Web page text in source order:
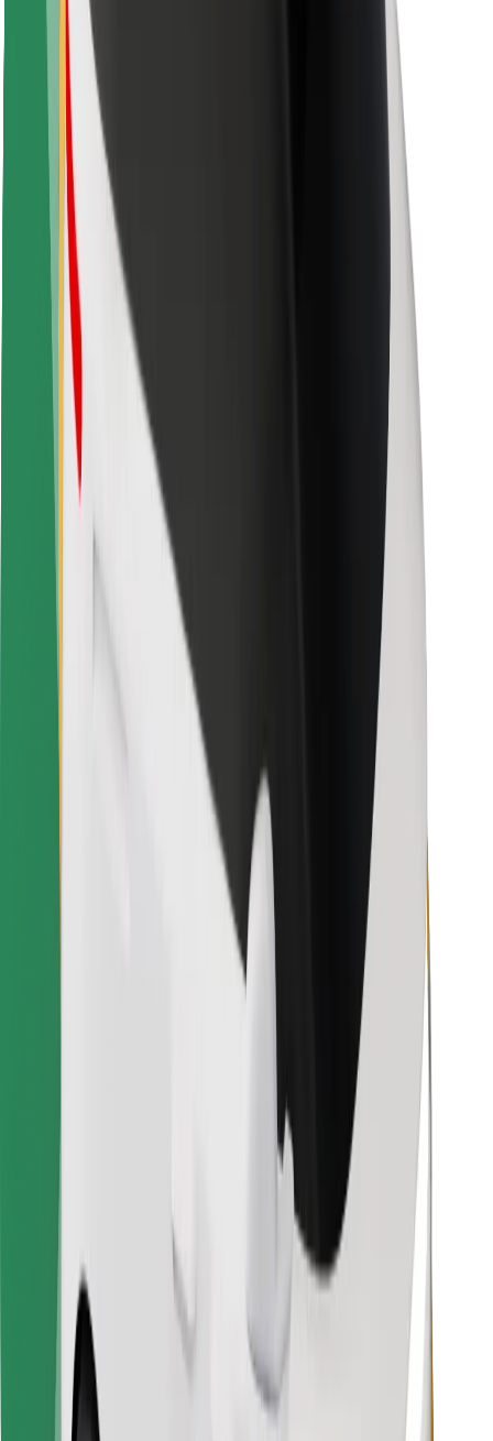
Sigurnosni laboratorij
Gradovi
Lokacije
Gradska rješenja
Zračne luke
Bolt stanice za punjenje
Podrška
Za korisnike
Za vozače
Za dostavljače
Bolt Food
Za vlasnike flota
Za restorane
Bolt for Business
Uvjeti i odredbe
Zatraži vožnju i putuj kroz nekoliko minuta!
Preuzmi aplikaciju Bolt
Pronađi svoje najdraže jelo!
Preuzmi aplikaciju Bolt Food